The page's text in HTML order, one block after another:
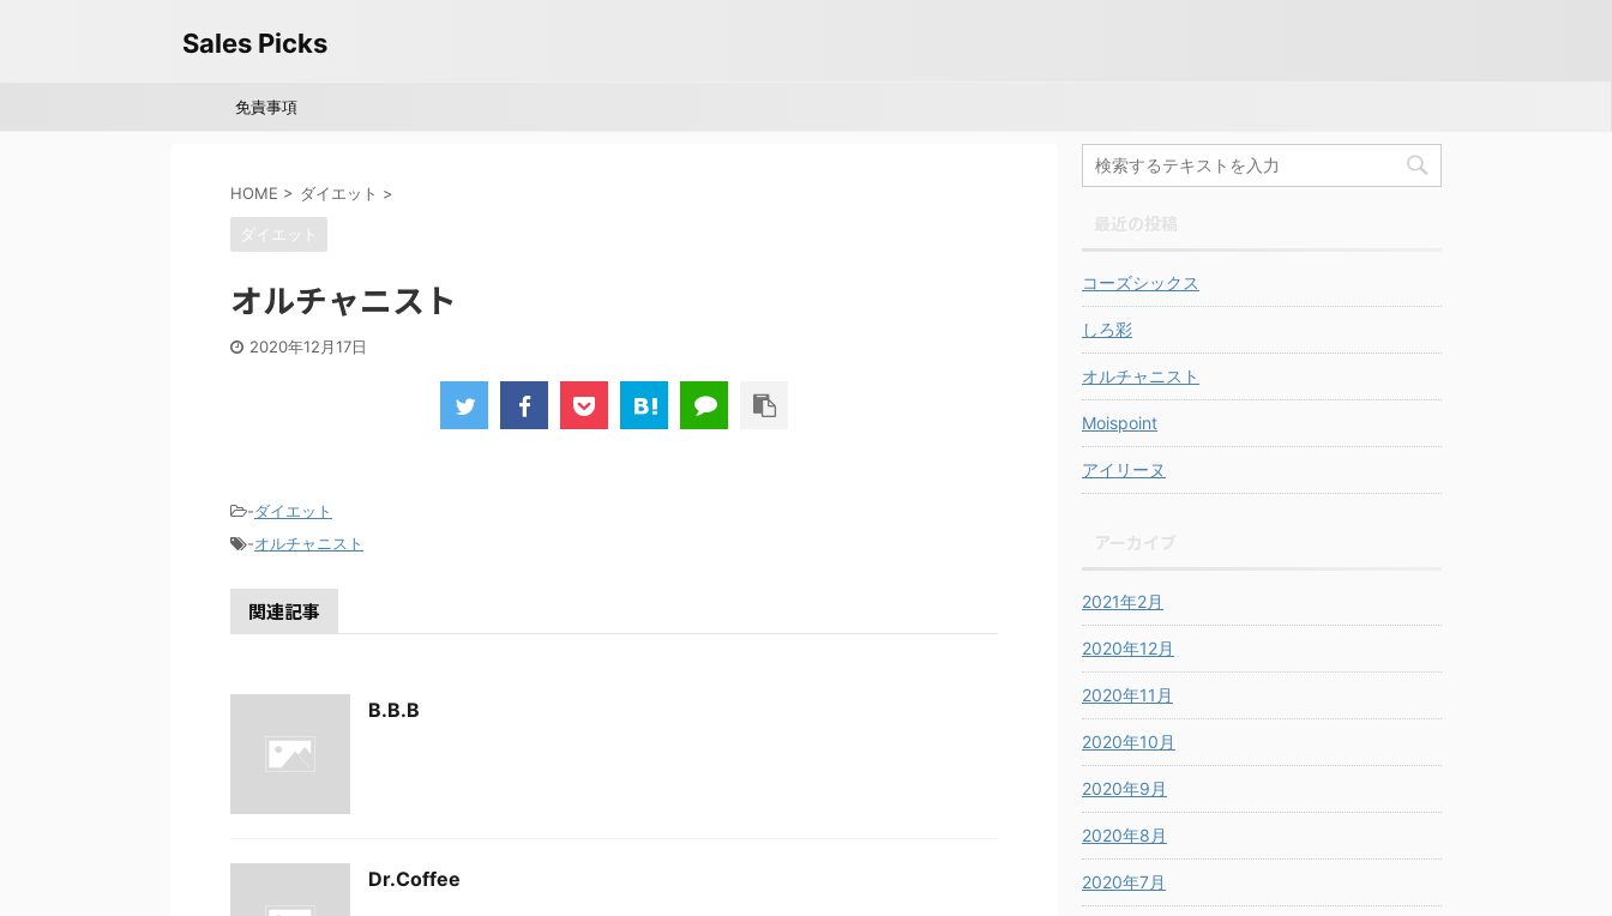
Sales Picks
免責事項
HOME > ダイエット >
ダイエット
オルチャニスト
2020年12月17日
-ダイエット
-オルチャニスト
関連記事
B.B.B
Dr.Coffee
コーズシックス
しろ彩
オルチャニスト
Moispoint
アイリーヌ
2021年2月
2020年12月
2020年11月
2020年10月
2020年9月
2020年8月
2020年7月